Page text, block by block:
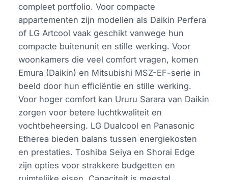
compleet portfolio. Voor compacte
appartementen zijn modellen als Daikin Perfera
of LG Artcool vaak geschikt vanwege hun
compacte buitenunit en stille werking. Voor
woonkamers die veel comfort vragen, komen
Emura (Daikin) en Mitsubishi MSZ-EF-serie in
beeld door hun efficiëntie en stille werking.
Voor hoger comfort kan Ururu Sarara van Daikin
zorgen voor betere luchtkwaliteit en
vochtbeheersing. LG Dualcool en Panasonic
Etherea bieden balans tussen energiekosten
en prestaties. Toshiba Seiya en Shorai Edge
zijn opties voor strakkere budgetten en